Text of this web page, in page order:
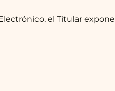
el Titular expone